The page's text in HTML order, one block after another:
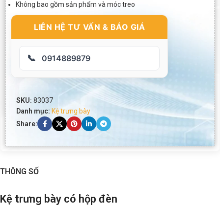
Không bao gồm sản phẩm và móc treo
LIÊN HỆ TƯ VẤN & BÁO GIÁ
📞 0914889879
SKU: 83037
Danh mục: Kệ trưng bày
Share:
THÔNG SỐ
Kệ trưng bày có hộp đèn